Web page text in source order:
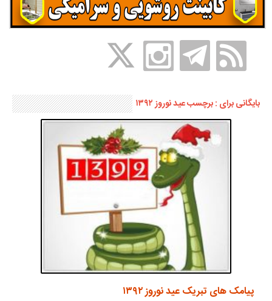
بایگانی برای : برچسب عید نوروز ۱۳۹۲
پیامک های تبریک عید نوروز ۱۳۹۲